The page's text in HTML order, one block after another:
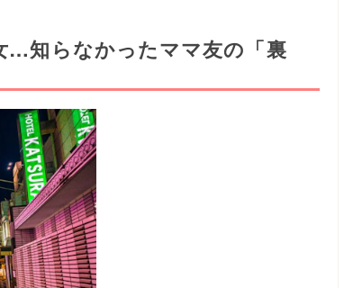
…知らなかったママ友の「裏